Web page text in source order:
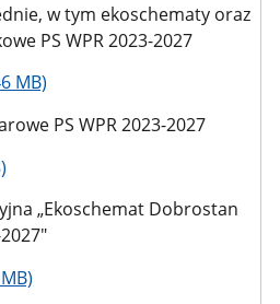
w tym ekoschematy oraz
PS WPR 2023-2027
MB)
PS WPR 2023-2027
„Ekoschemat Dobrostan